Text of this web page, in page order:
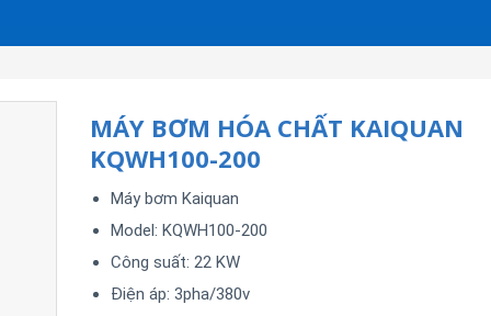
MÁY BƠM HÓA CHẤT KAIQUAN
KQWH100-200
Máy bơm Kaiquan
Model: KQWH100-200
Công suất: 22 KW
Điện áp: 3pha/380v